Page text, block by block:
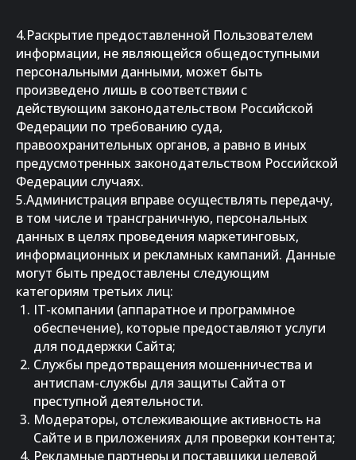
4.Раскрытие предоставленной Пользователем
информации, не являющейся общедоступными
персональными данными, может быть
произведено лишь в соответствии с
действующим законодательством Российской
Федерации по требованию суда,
правоохранительных органов, а равно в иных
предусмотренных законодательством Российской
Федерации случаях.
5.Администрация вправе осуществлять передачу,
в том числе и трансграничную, персональных
данных в целях проведения маркетинговых,
информационных и рекламных кампаний. Данные
могут быть предоставлены следующим
категориям третьих лиц:
IT-компании (аппаратное и программное
обеспечение), которые предоставляют услуги
для поддержки Сайта;
Службы предотвращения мошенничества и
антиспам-службы для защиты Сайта от
преступной деятельности.
Модераторы, отслеживающие активность на
Сайте и в приложениях для проверки контента;
Рекламные партнеры и поставщики целевой